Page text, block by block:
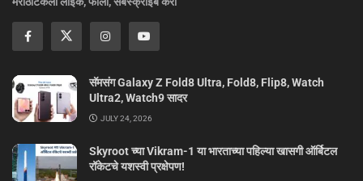
सॅमसंग Galaxy Z Fold8 Ultra, Fold8, Flip8, Watch
Ultra2, Watch9 सादर
JULY 24, 2026
Skyroot च्या Vikram-1 या भारताच्या पहिल्या खासगी ऑर्बिटल
रॉकेटचे यशस्वी प्रक्षेपण!